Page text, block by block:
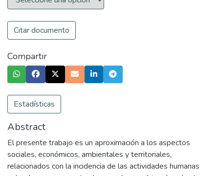
Citar documento
Compartir
Estadísticas
Abstract
El presente trabajo es un aproximación a los aspectos
sociales, económicos, ambientales y territoriales,
relacionados con la incidencia de las actividades humanas